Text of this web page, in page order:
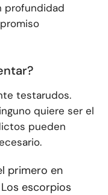
profundidad
testarudos.
quiere ser el
pueden
primero en
escorpios